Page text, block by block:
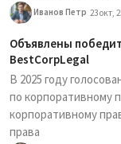
Иванов Петр 23 окт,
Объявлены
BestCorpLegal
В 2025 году
по корпоративному
корпоративному
права